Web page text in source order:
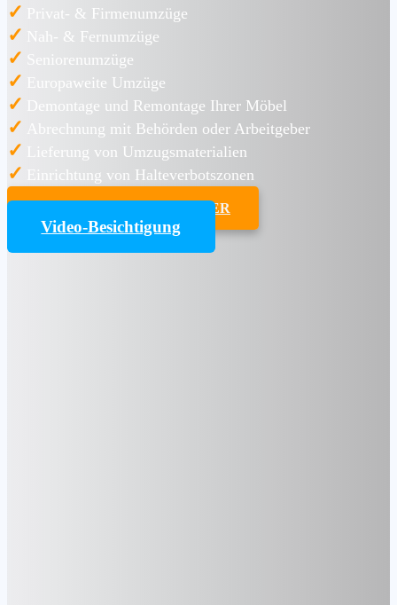
✓ Privat- & Firmenumzüge
✓ Nah- & Fernumzüge
✓ Seniorenumzüge
✓ Europaweite Umzüge
✓ Demontage und Remontage Ihrer Möbel
✓ Abrechnung mit Behörden oder Arbeitgeber
✓ Lieferung von Umzugsmaterialien
✓ Einrichtung von Halteverbotszonen
UMZUGSKOSTENRECHNER
Video-Besichtigung